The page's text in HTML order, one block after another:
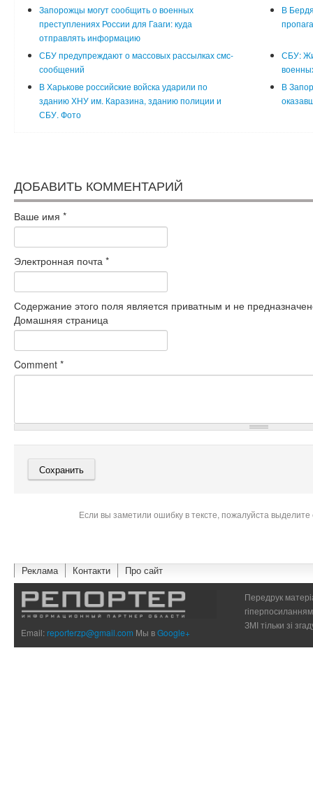
Запорожцы могут сообщить о военных
преступлениях России для Гааги: куда
отправлять информацию
В
СБУ предупреждают о массовых рассылках смс-
сообщений
СБУ:
В Харькове российские войска ударили по
зданию ХНУ им. Каразина, зданию полиции и
СБУ. Фото
В
ДОБАВИТЬ КОММЕНТАРИЙ
Ваше имя *
Электронная почта *
Содержание этого поля является приватным и не
Домашняя страница
Comment *
Если вы заметили ошибку в тексте, пожалуйста
Реклама Контакти Про сайт
Email:reporterzp@gmail.com Мы вGoogle+
Передрук
ЗМІ тільки зі